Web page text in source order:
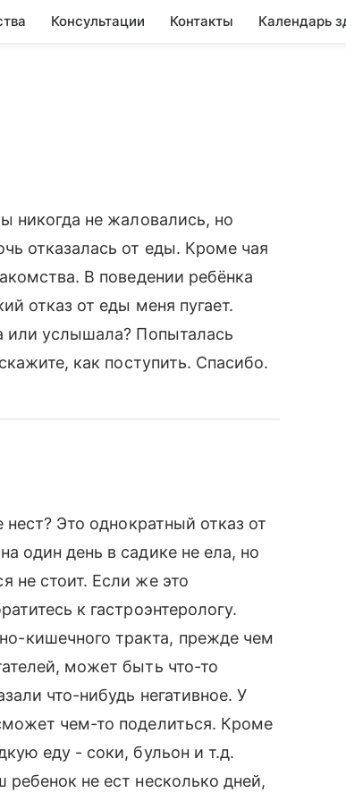
Консультации Контакты Календарь
никогда не жаловались, но
отказалась от еды. Кроме чая
В поведении ребёнка
отказ от еды меня пугает.
или услышала? Попыталась
как поступить. Спасибо.
Это однократный отказ от
один день в садике не ела, но
не стоит. Если же это
к гастроэнтерологу.
кишечного тракта, прежде чем
может быть что-то
что-нибудь негативное. У
чем-то поделиться. Кроме
еду - соки, бульон и т.д.
не ест несколько дней,